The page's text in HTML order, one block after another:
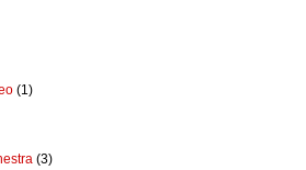
(1)
(3)